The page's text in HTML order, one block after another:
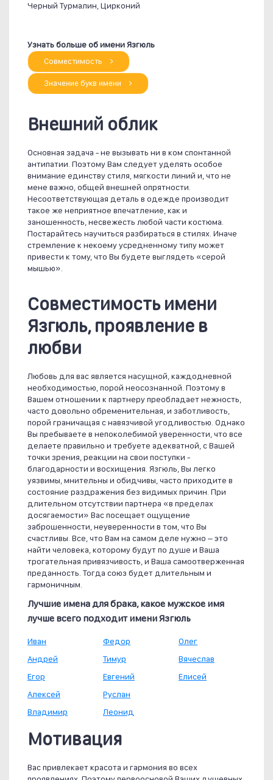
Черный Турмалин, Цирконий
Узнать больше об имени Язгюль
Совместимость
Значение букв имени
Внешний облик
Основная задача - не вызывать ни в ком спонтанной
антипатии. Поэтому Вам следует уделять особое
внимание единству стиля, мягкости линий и, что не
мене важно, общей внешней опрятности.
Несоответствующая деталь в одежде производит
такое же неприятное впечатление, как и
заношенность, несвежесть любой части костюма.
Постарайтесь научиться разбираться в стилях. Иначе
стремление к некоему усредненному типу может
привести к тому, что Вы будете выглядеть «серой
мышью».
Совместимость имени
Язгюль, проявление в
любви
Любовь для вас является насущной, каждодневной
необходимостью, порой неосознанной. Поэтому в
Вашем отношении к партнеру преобладает нежность,
часто довольно обременительная, и заботливость,
порой граничащая с навязчивой угодливостью. Однако
Вы пребываете в непоколебимой уверенности, что все
делаете правильно и требуете адекватной, с Вашей
точки зрения, реакции на свои поступки -
благодарности и восхищения. Язгюль, Вы легко
уязвимы, мнительны и обидчивы, часто приходите в
состояние раздражения без видимых причин. При
длительном отсутствии партнера «в пределах
досягаемости» Вас посещает ощущение
заброшенности, неуверенности в том, что Вы
счастливы. Все, что Вам на самом деле нужно – это
найти человека, которому будут по душе и Ваша
трогательная привязчивость, и Ваша самоотверженная
преданность. Тогда союз будет длительным и
гармоничным.
Лучшие имена для брака, какое мужское имя
лучше всего подходит имени Язгюль
Иван
Андрей
Егор
Алексей
Владимир
Федор
Тимур
Евгений
Руслан
Леонид
Олег
Вячеслав
Елисей
Мотивация
Вас привлекает красота и гармония во всех